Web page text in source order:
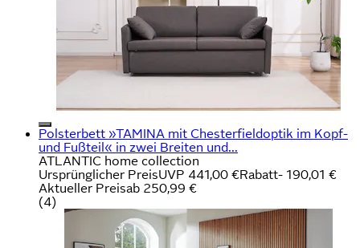
Polsterbett »TAMINA mit Chesterfieldoptik im Kopf-
und Fußteil« in zwei Breiten und...
ATLANTIC home collection
Ursprünglicher PreisUVP 441,00 €Rabatt- 190,01 €
Aktueller Preisab 250,99 €
(4)